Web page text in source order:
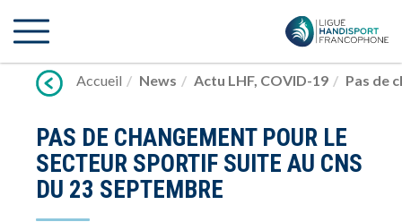
vers
Accueil
News Actu LHF, COVID-19 Pas de
PAS DE CHANGEMENT POUR LE
SECTEUR SPORTIF SUITE AU CNS
DU 23 SEPTEMBRE